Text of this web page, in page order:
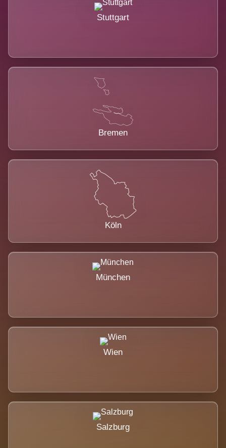
Stuttgart
Bremen
Köln
München
Wien
Salzburg